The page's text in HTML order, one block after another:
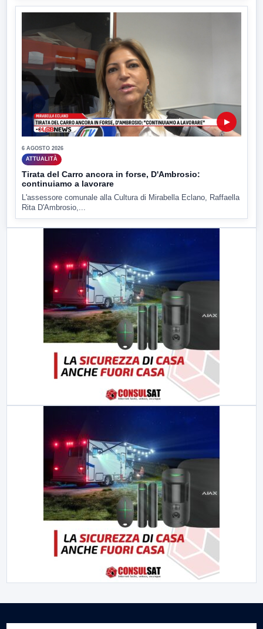
▶
6 AGOSTO 2026
ATTUALITÀ
Tirata del Carro ancora in forse, D'Ambrosio:
continuiamo a lavorare
L'assessore comunale alla Cultura di Mirabella Eclano, Raffaella
Rita D'Ambrosio,...